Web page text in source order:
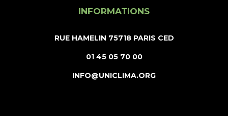
INFORMATIONS
RUE HAMELIN 75718 PARIS CED
01 45 05 70 00
INFO@UNICLIMA.ORG